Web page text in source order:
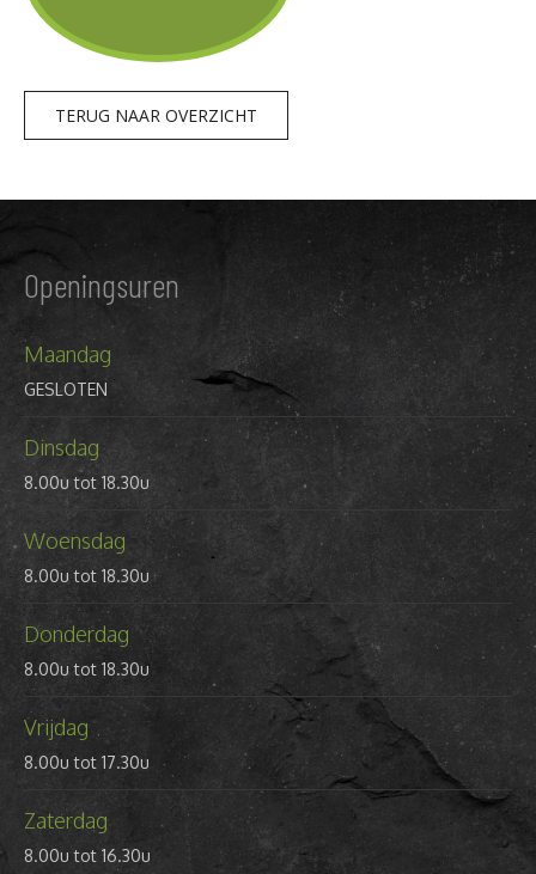
TERUG NAAR OVERZICHT
Openingsuren
Maandag
GESLOTEN
Dinsdag
8.00u tot 18.30u
Woensdag
8.00u tot 18.30u
Donderdag
8.00u tot 18.30u
Vrijdag
8.00u tot 17.30u
Zaterdag
8.00u tot 16.30u